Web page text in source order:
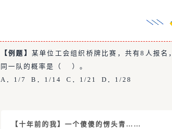
【例题】 某单位工会组织桥牌比赛，共有8人报
同一队的概率是（ ）。
A．1/7 B．1/14 C．1/21 D．1/28
【十年前的我】一个傻傻的愣头青……